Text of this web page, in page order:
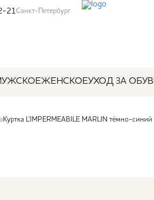
21Санкт-Петербург
ЖЕНСКОЕУХОД ЗА
Куртка L'IMPERMEABILE MARLIN тёмно-синий